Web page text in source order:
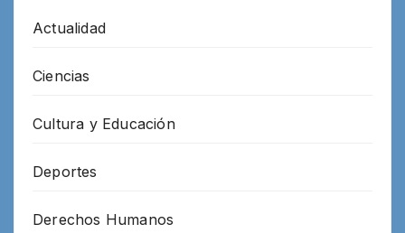
Actualidad
Ciencias
Cultura y Educación
Deportes
Derechos Humanos